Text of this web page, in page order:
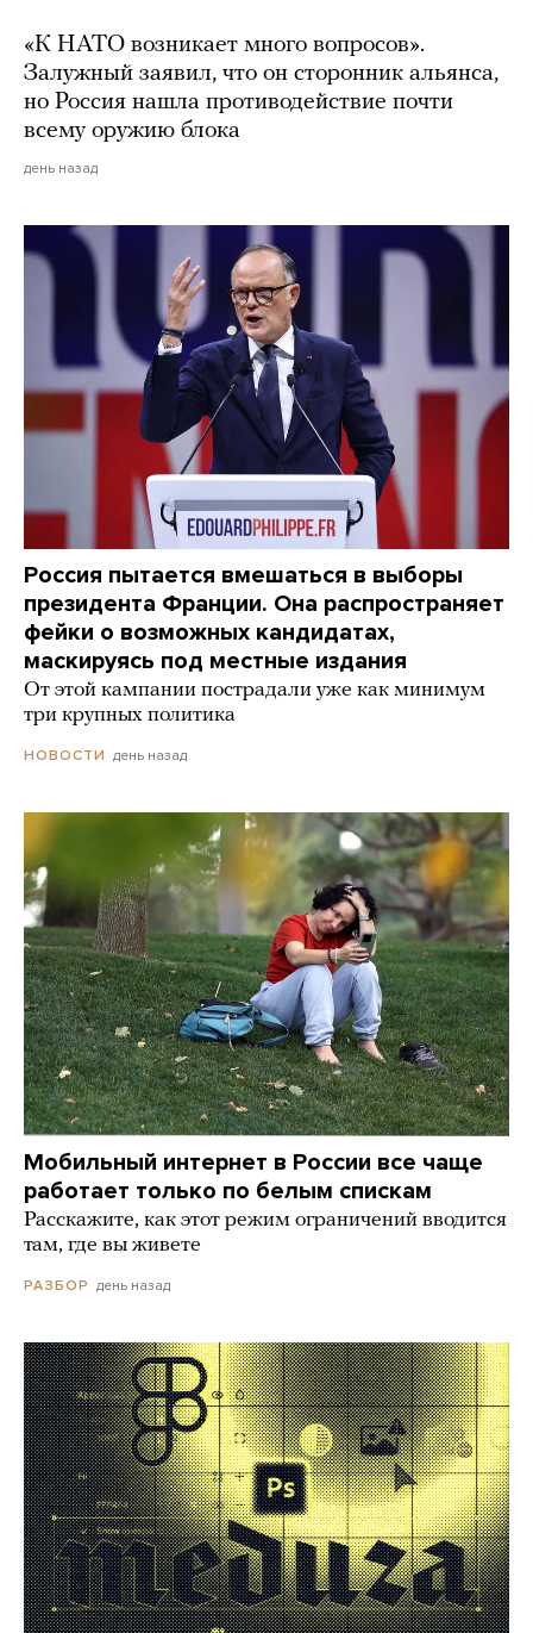
«К НАТО возникает много вопросов».
Залужный заявил, что он сторонник альянса,
но Россия нашла противодействие почти
всему оружию блока
день назад
Россия пытается вмешаться в выборы
президента Франции. Она распространяет
фейки о возможных кандидатах,
маскируясь под местные издания
От этой кампании пострадали уже как минимум
три крупных политика
НОВОСТИ день назад
Мобильный интернет в России все чаще
работает только по белым спискам
Расскажите, как этот режим ограничений вводится
там, где вы живете
РАЗБОР день назад